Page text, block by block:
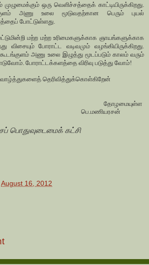
ஒரு வெளிச்சத்தைக் காட்டியிருக்கிறது.
அணு உலை மூடுவதற்கான பெரும் புயல்
போட்டுள்ளது.
மற்ற மற்ற உரிமைகளுக்காக ஞாயங்களுக்காக
விசையும் போராட்ட வடிவமும் வழங்கியிருக்கிறது.
அணு உலை இழுத்து மூடப்படும் காலம் வரும்
போராட்டக்களத்தை விரிவு படுத்து வோம்!
தெரிவித்துக்கொள்கிறேன்
தோழமையுள்ள
பொதுவுடைமைக் கட்சி
August 16, 2012